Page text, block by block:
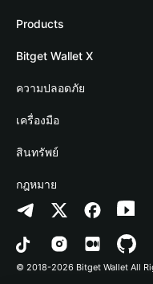
เกี่ยวกับ Bitget Wallet
Blog
Academy
ข่าวสารด้านคริปโต
ศูนย์ช่วยเหลือ
ติดต่อเรา
ทรัพยากรข้อมูลของแบรนด์
อาชีพ
Products
Crypto Card
Stablecoin Earn
Payfi Crypto
Crypto Swap API
Altcoin Season Index
Prediction Markets
DApp
Bitget Wallet X
นักพัฒนา
เชื่อมต่อ Wallet
Bitget Wallet Pay
ลิสต์โปรเจกต์
ความปลอดภัย
Protection Fund
เทคโนโลยีความปลอดภัย
เครื่องมือ
ซื้อคริปโต
การตรวจจับการอนุญาต
การตรวจจับสัญญา
การโอนเป็นชุด
สินทรัพย์
Arbitrum
Avalanche
Bitcoin
กฎหมาย
นโยบายความเป็นส่วนตัว
ข้อตกลงในการใช้บริการ
© 2018-2026 Bitget Wallet All